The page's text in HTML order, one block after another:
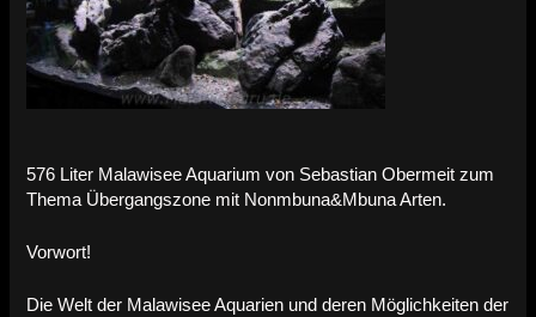
576 Liter Malawisee Aquarium von Sebastian Obermeit zum
Thema Übergangszone mit Nonmbuna&Mbuna Arten.
Vorwort!
Die Welt der Malawisee Aquarien und deren Möglichkeiten der